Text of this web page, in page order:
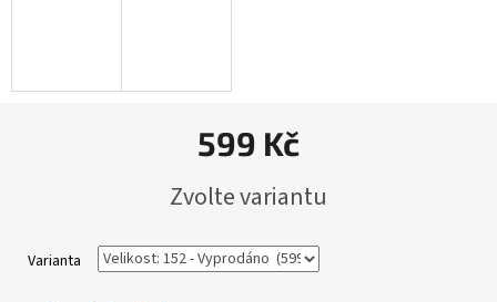
599 Kč
cena:
Zvolte variantu
Varianta